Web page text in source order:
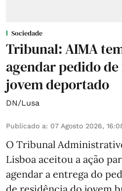
Sociedade
Tribunal: AIMA
agendar pedido
jovem deportado
DN/Lusa
Publicado a: 07 Agosto 2026,
O Tribunal
Lisboa aceitou a ação
agendar a entrega do